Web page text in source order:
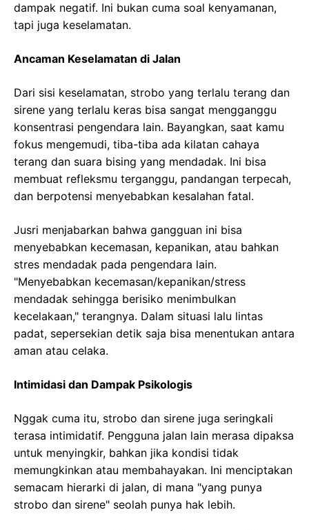
dampak negatif. Ini bukan cuma soal kenyamanan,
tapi juga keselamatan.
Ancaman Keselamatan di Jalan
Dari sisi keselamatan, strobo yang terlalu terang dan
sirene yang terlalu keras bisa sangat mengganggu
konsentrasi pengendara lain. Bayangkan, saat kamu
fokus mengemudi, tiba-tiba ada kilatan cahaya
terang dan suara bising yang mendadak. Ini bisa
membuat refleksmu terganggu, pandangan terpecah,
dan berpotensi menyebabkan kesalahan fatal.
Jusri menjabarkan bahwa gangguan ini bisa
menyebabkan kecemasan, kepanikan, atau bahkan
stres mendadak pada pengendara lain.
"Menyebabkan kecemasan/kepanikan/stress
mendadak sehingga berisiko menimbulkan
kecelakaan," terangnya. Dalam situasi lalu lintas
padat, sepersekian detik saja bisa menentukan antara
aman atau celaka.
Intimidasi dan Dampak Psikologis
Nggak cuma itu, strobo dan sirene juga seringkali
terasa intimidatif. Pengguna jalan lain merasa dipaksa
untuk menyingkir, bahkan jika kondisi tidak
memungkinkan atau membahayakan. Ini menciptakan
semacam hierarki di jalan, di mana "yang punya
strobo dan sirene" seolah punya hak lebih.